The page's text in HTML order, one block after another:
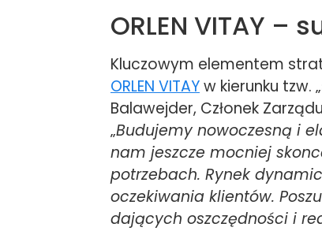
ORLEN VITAY
Kluczowym elementem
ORLEN VITAYw kierunku tzw.
Balawejder, Członek
„Budujemy nowoczesną i
nam jeszcze mocniej
potrzebach. Rynek
oczekiwania klientów.
dających oszczędności i